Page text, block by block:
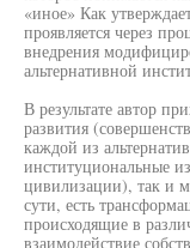
«иное» Как
проявляется через
внедрения
альтернативной
В результате автор
развития
каждой из
институциональные
цивилизации), так и
сути, есть
происходящие в
взаимодействие